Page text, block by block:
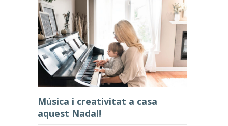
Música i creativitat a casa
aquest Nadal!